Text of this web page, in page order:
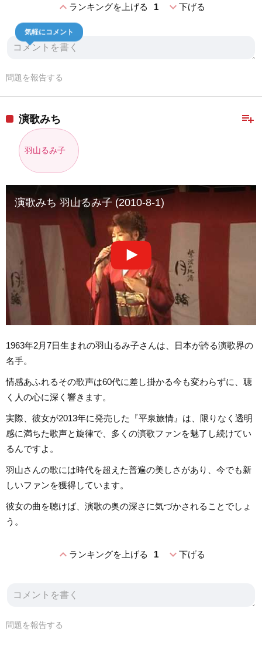
expand_lessランキングを上げる 1 expand_more下げる
気軽にコメント
問題を報告する
playlist_add
演歌みち
羽山るみ子
演歌みち 羽山るみ子 (2010-8-1)
1963年2月7日生まれの羽山るみ子さんは、日本が誇る演歌界の
名手。
情感あふれるその歌声は60代に差し掛かる今も変わらずに、聴
く人の心に深く響きます。
実際、彼女が2013年に発売した『平泉旅情』は、限りなく透明
感に満ちた歌声と旋律で、多くの演歌ファンを魅了し続けてい
るんですよ。
羽山さんの歌には時代を超えた普遍の美しさがあり、今でも新
しいファンを獲得しています。
彼女の曲を聴けば、演歌の奥の深さに気づかされることでしょ
う。
expand_lessランキングを上げる 1 expand_more下げる
問題を報告する